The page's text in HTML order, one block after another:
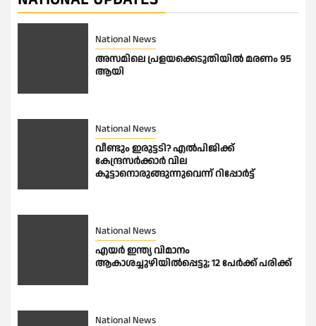
National News
അസമിലെ പ്രളയക്കെടുതിയില്‍ മരണം 95
ആയി
National News
വീണ്ടും ഇരുട്ടടി? എല്‍പിജിക്ക്
കേന്ദ്രസർക്കാർ വില
കൂട്ടാനൊരുങ്ങുന്നുവെന്ന് റിപ്പോർട്ട്
National News
എയർ ഇന്ത്യ വിമാനം
ആകാശച്ചുഴിയിൽപ്പെട്ടു; 12 പേർക്ക് പരിക്ക്
National News